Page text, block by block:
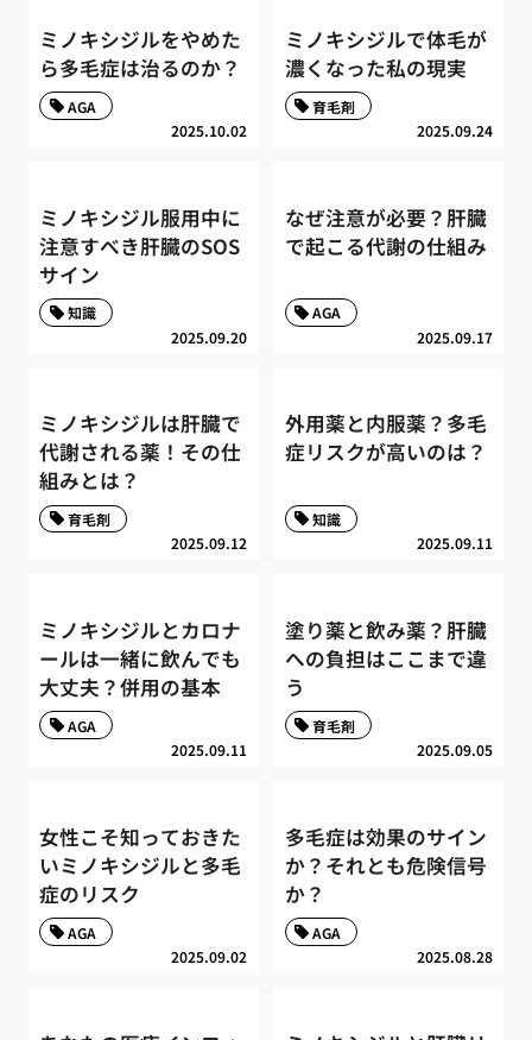
ミノキシジルをやめた
ら多毛症は治るのか？
2025.10.02
AGA
ミノキシジルで体毛が
濃くなった私の現実
2025.09.24
育毛剤
ミノキシジル服用中に
注意すべき肝臓のSOS
サイン
2025.09.20
知識
なぜ注意が必要？肝臓
で起こる代謝の仕組み
2025.09.17
AGA
ミノキシジルは肝臓で
代謝される薬！その仕
組みとは？
2025.09.12
育毛剤
外用薬と内服薬？多毛
症リスクが高いのは？
2025.09.11
知識
ミノキシジルとカロナ
ールは一緒に飲んでも
大丈夫？併用の基本
2025.09.11
AGA
塗り薬と飲み薬？肝臓
への負担はここまで違
う
2025.09.05
育毛剤
女性こそ知っておきた
いミノキシジルと多毛
症のリスク
2025.09.02
AGA
多毛症は効果のサイン
か？それとも危険信号
か？
2025.08.28
AGA